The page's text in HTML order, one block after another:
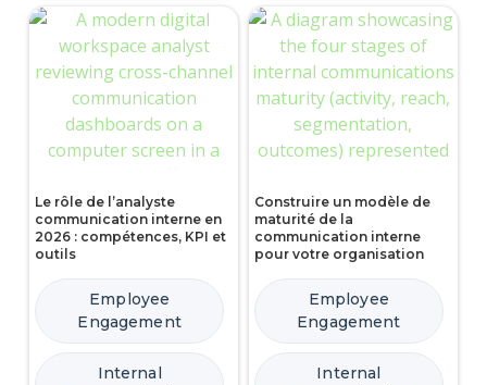
Le rôle de l’analyste
communication interne en
2026 : compétences, KPI et
outils
Employee
Engagement
Internal
Construire un modèle de
maturité de la
communication interne
pour votre organisation
Employee
Engagement
Internal